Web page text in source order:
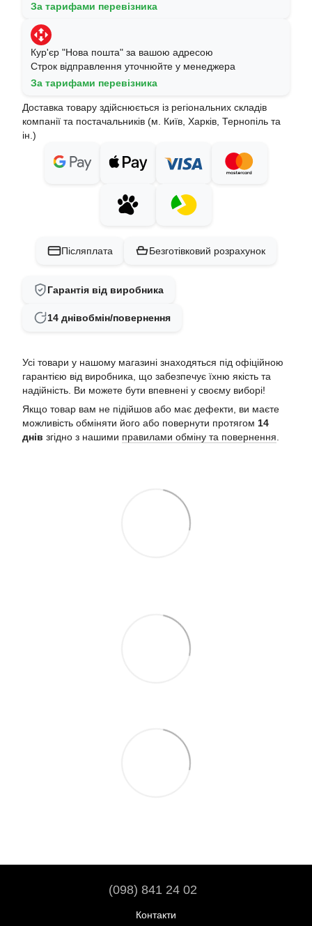
За тарифами перевізника
Кур'єр "Нова пошта" за вашою адресою
Строк відправлення уточнюйте у менеджера
За тарифами перевізника
Доставка товару здійснюється із регіональних складів
компанії та постачальників (м. Київ, Харків, Тернопіль та
ін.)
Післяплата Безготівковий розрахунок
Гарантія від виробника
14 днівобмін/повернення
Усі товари у нашому магазині знаходяться під офіційною
гарантією від виробника, що забезпечує їхню якість та
надійність. Ви можете бути впевнені у своєму виборі!
Якщо товар вам не підійшов або має дефекти, ви маєте
можливість обміняти його або повернути протягом 14
днів згідно з нашими правилами обміну та повернення
(098) 841 24 02
Контакти